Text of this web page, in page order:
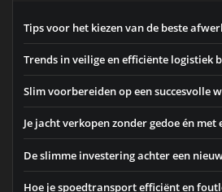
Tips voor het kiezen van de beste
Trends in veilige en efficiënte logistiek
Slim voorbereiden op een succesvolle
Je jacht verkopen zonder gedoe én
De slimme investering achter een
Hoe je spoedtransport efficiënt en